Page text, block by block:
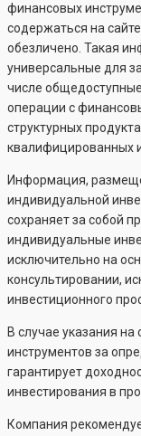
финансовых
содержаться на
обезличено. Такая
универсальные для
числе
операции с
структурных
квалифицированных
Информация,
индивидуальной
сохраняет за собой
индивидуальные
исключительно на
консультировании,
инвестиционного
В случае указания
инструментов за
гарантирует
инвестирования в
Компания